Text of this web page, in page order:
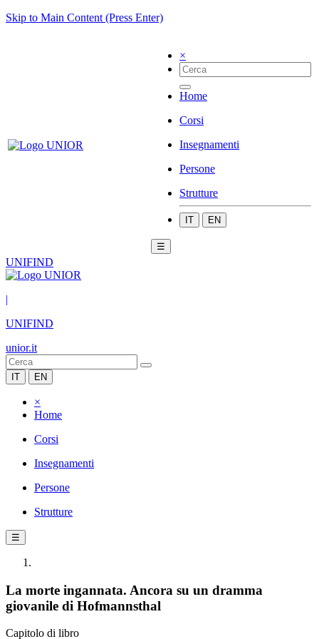
Skip to Main Content (Press Enter)
×
Home
Corsi
Insegnamenti
Persone
Strutture
IT EN
☰
UNIFIND
|
UNIFIND
unior.it
IT EN
×
Home
Corsi
Insegnamenti
Persone
Strutture
☰
La morte ingannata. Ancora su un dramma
giovanile di Hofmannsthal
Capitolo di libro